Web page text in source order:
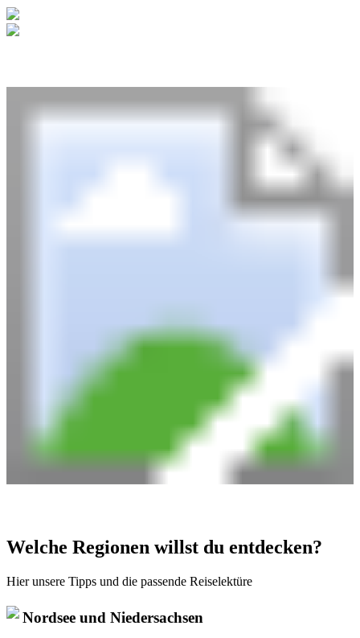
Welche Regionen willst du entdecken?
Hier unsere Tipps und die passende Reiselektüre
Nordsee und Niedersachsen